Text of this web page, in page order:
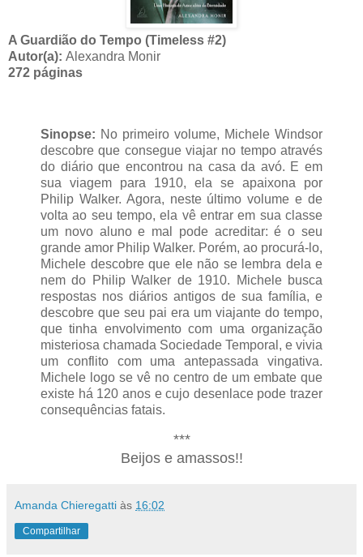
A Guardião do Tempo (Timeless #2)
Autor(a): Alexandra Monir
272 páginas
Sinopse: No primeiro volume, Michele Windsor
descobre que consegue viajar no tempo através
do diário que encontrou na casa da avó. E em
sua viagem para 1910, ela se apaixona por
Philip Walker. Agora, neste último volume e de
volta ao seu tempo, ela vê entrar em sua classe
um novo aluno e mal pode acreditar: é o seu
grande amor Philip Walker. Porém, ao procurá-lo,
Michele descobre que ele não se lembra dela e
nem do Philip Walker de 1910. Michele busca
respostas nos diários antigos de sua família, e
descobre que seu pai era um viajante do tempo,
que tinha envolvimento com uma organização
misteriosa chamada Sociedade Temporal, e vivia
um conflito com uma antepassada vingativa.
Michele logo se vê no centro de um embate que
existe há 120 anos e cujo desenlace pode trazer
consequências fatais.
***
Beijos e amassos!!
Amanda Chieregatti às 16:02
Compartilhar